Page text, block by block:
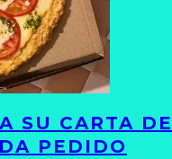
SU CARTA
PEDIDO